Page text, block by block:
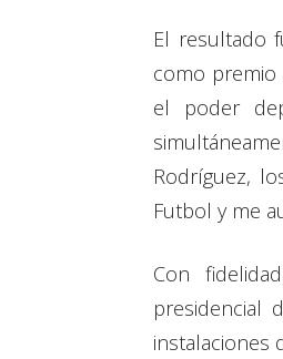
El resultado
como premio
el poder
Rodríguez,
Futbol y me
Con
presidencial
instalaciones